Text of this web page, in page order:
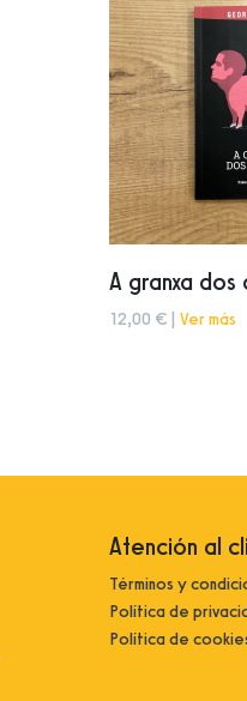
A granxa dos
12,00 € | Ver más
Atención al
Términos y
Política de
Política de